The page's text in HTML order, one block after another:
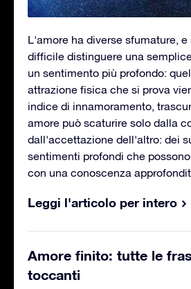
L'amore ha diverse sfumature, e
difficile distinguere una
un sentimento più profondo:
attrazione fisica che si prova
indice di innamoramento,
amore può scaturire solo dalla
dall'accettazione dell'altro: dei
sentimenti profondi che
con una conoscenza
Leggi l'articolo per intero
Amore finito: tutte le
toccanti